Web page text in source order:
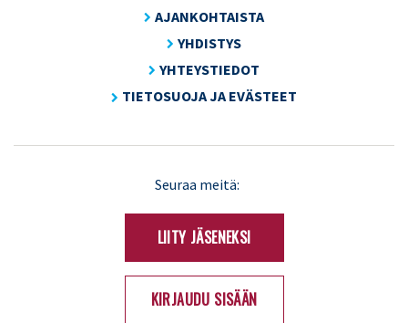
AJANKOHTAISTA
YHDISTYS
YHTEYSTIEDOT
TIETOSUOJA JA EVÄSTEET
Seuraa meitä:
LIITY JÄSENEKSI
KIRJAUDU SISÄÄN